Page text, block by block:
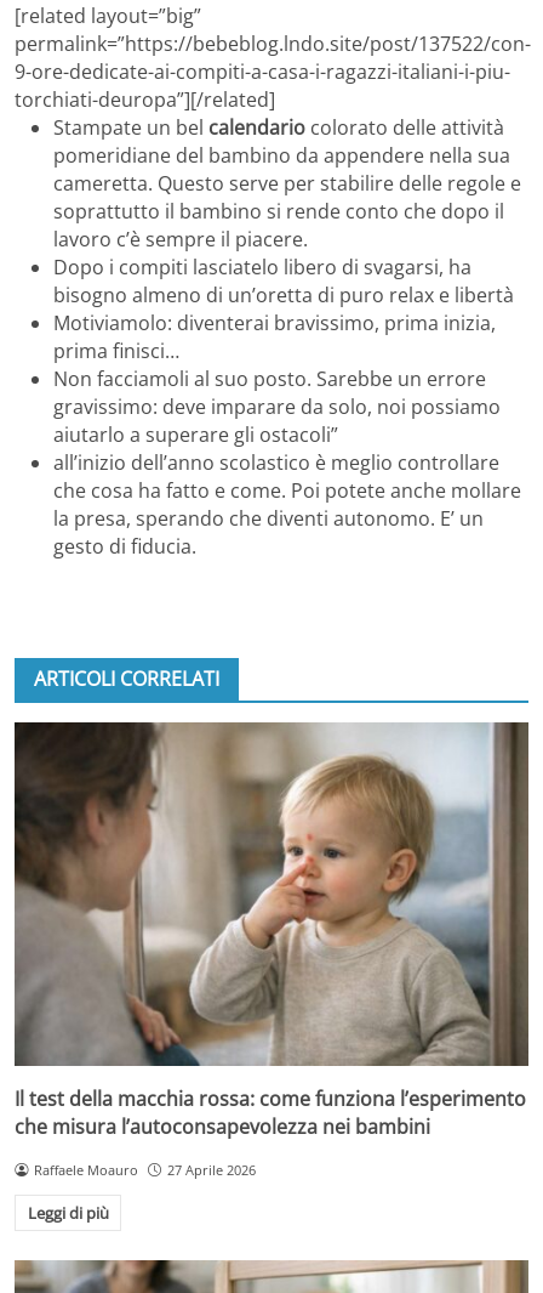
[related layout=”big”
permalink=”https://bebeblog.lndo.site/post/137522/con-
9-ore-dedicate-ai-compiti-a-casa-i-ragazzi-italiani-i-piu-
torchiati-deuropa”][/related]
Stampate un bel calendario colorato delle attività
pomeridiane del bambino da appendere nella sua
cameretta. Questo serve per stabilire delle regole e
soprattutto il bambino si rende conto che dopo il
lavoro c’è sempre il piacere.
Dopo i compiti lasciatelo libero di svagarsi, ha
bisogno almeno di un’oretta di puro relax e libertà
Motiviamolo: diventerai bravissimo, prima inizia,
prima finisci…
Non facciamoli al suo posto. Sarebbe un errore
gravissimo: deve imparare da solo, noi possiamo
aiutarlo a superare gli ostacoli”
all’inizio dell’anno scolastico è meglio controllare
che cosa ha fatto e come. Poi potete anche mollare
la presa, sperando che diventi autonomo. E’ un
gesto di fiducia.
ARTICOLI CORRELATI
Il test della macchia rossa: come funziona l’esperimento
che misura l’autoconsapevolezza nei bambini
Raffaele Moauro 27 Aprile 2026
Leggi di più